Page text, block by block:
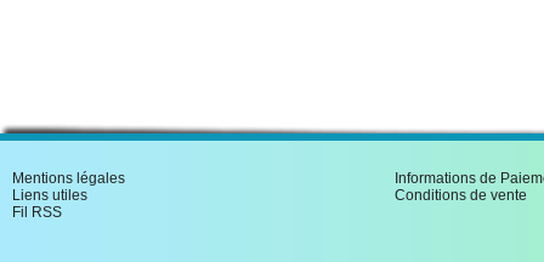
Mentions légales
Liens utiles
Fil RSS
Informations de
Conditions de vente